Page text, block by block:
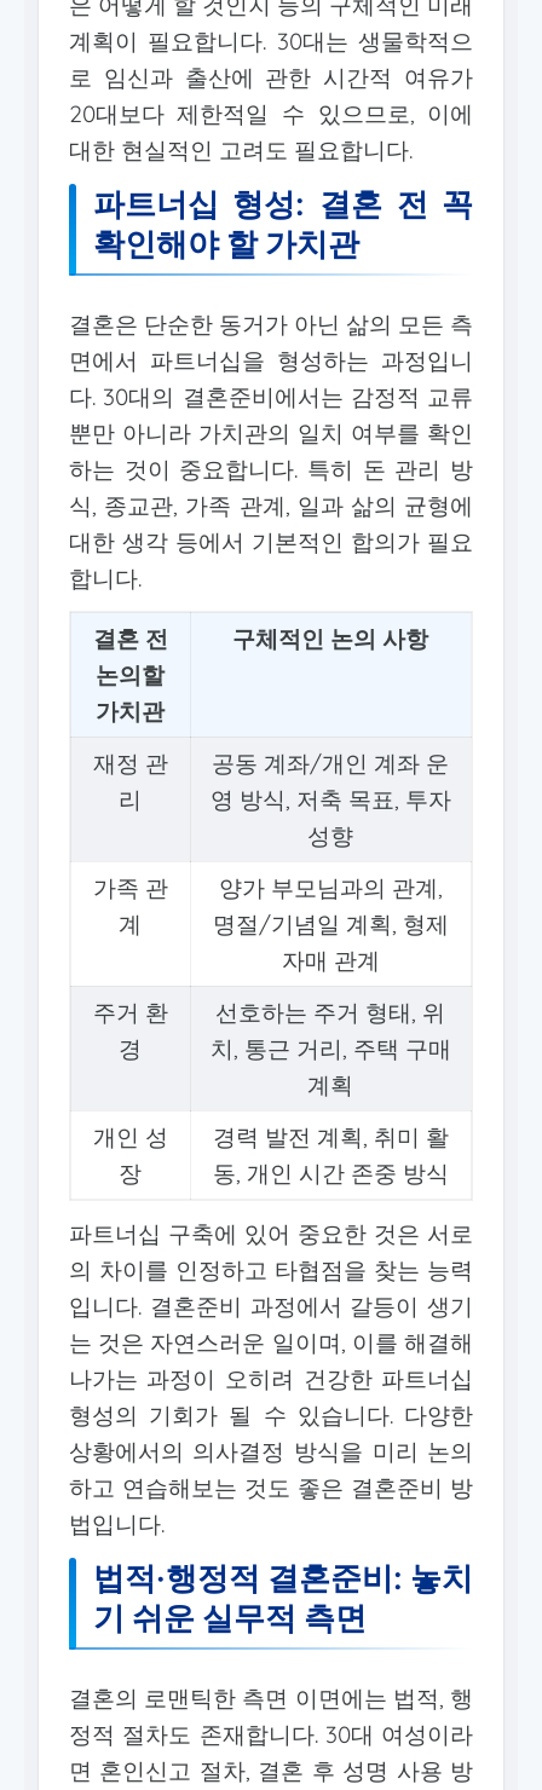
계획이 필요합니다. 30대는 생물학적으
로 임신과 출산에 관한 시간적 여유가
20대보다 제한적일 수 있으므로, 이에
대한 현실적인 고려도 필요합니다.
파트너십 형성: 결혼 전 꼭
확인해야 할 가치관
결혼은 단순한 동거가 아닌 삶의 모든 측
면에서 파트너십을 형성하는 과정입니
다. 30대의 결혼준비에서는 감정적 교류
뿐만 아니라 가치관의 일치 여부를 확인
하는 것이 중요합니다. 특히 돈 관리 방
식, 종교관, 가족 관계, 일과 삶의 균형에
대한 생각 등에서 기본적인 합의가 필요
합니다.
결혼 전
논의할
가치관
구체적인 논의 사항
재정 관
리
공동 계좌/개인 계좌 운
영 방식, 저축 목표, 투자
성향
가족 관
계
양가 부모님과의 관계,
명절/기념일 계획, 형제
자매 관계
주거 환
경
선호하는 주거 형태, 위
치, 통근 거리, 주택 구매
계획
개인 성
장
경력 발전 계획, 취미 활
동, 개인 시간 존중 방식
파트너십 구축에 있어 중요한 것은 서로
의 차이를 인정하고 타협점을 찾는 능력
입니다. 결혼준비 과정에서 갈등이 생기
는 것은 자연스러운 일이며, 이를 해결해
나가는 과정이 오히려 건강한 파트너십
형성의 기회가 될 수 있습니다. 다양한
상황에서의 의사결정 방식을 미리 논의
하고 연습해보는 것도 좋은 결혼준비 방
법입니다.
법적·행정적 결혼준비: 놓치
기 쉬운 실무적 측면
결혼의 로맨틱한 측면 이면에는 법적, 행
정적 절차도 존재합니다. 30대 여성이라
면 혼인신고 절차, 결혼 후 성명 사용 방